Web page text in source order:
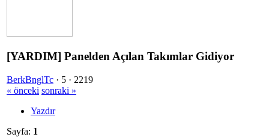
[YARDIM] Panelden Açılan Takımlar Gidiyor
BerkBnglTc · 5 · 2219
« önceki sonraki »
Yazdır
Sayfa: 1